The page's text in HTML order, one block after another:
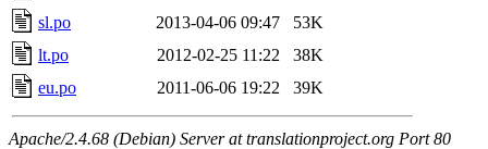
sl.po
2013-04-06 09:47
53K
lt.po
2012-02-25 11:22
38K
eu.po
2011-06-06 19:22 39K
Apache/2.4.68 (Debian) Server at translationproject.org Port 80